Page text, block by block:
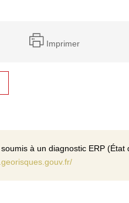
Imprimer
à un diagnostic ERP